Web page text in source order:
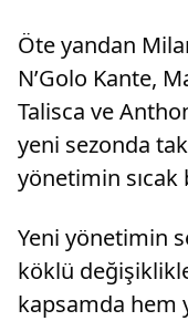
Öte yandan
N’Golo Kante,
Talisca ve
yeni sezonda
yönetimin sıcak
Yeni yönetimin
köklü
kapsamda hem